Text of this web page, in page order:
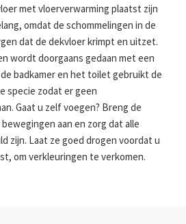
met vloerverwarming plaatst zijn
omdat de schommelingen in de
dat de dekvloer krimpt en uitzet.
wordt doorgaans gedaan met een
badkamer en het toilet gebruikt de
specie zodat er geen
Gaat u zelf voegen? Breng de
aan en zorg dat alle
zijn. Laat ze goed drogen voordat u
om verkleuringen te verkomen.